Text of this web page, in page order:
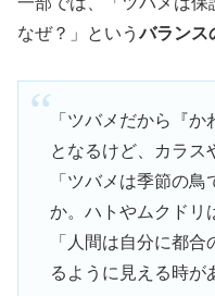
なぜ？」というバランス
「ツバメだから『か
となるけど、カラス
「ツバメは季節の
か。ハトやムクドリ
「人間は自分に都
るように見える時が